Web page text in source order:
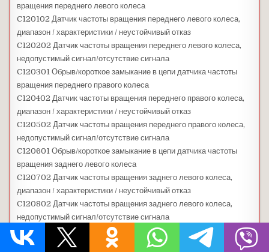
вращения переднего левого колеса
C120102 Датчик частоты вращения переднего левого колеса,
диапазон / характеристики / неустойчивый отказ
C120202 Датчик частоты вращения переднего левого колеса,
недопустимый сигнал/отсутствие сигнала
C120301 Обрыв/короткое замыкание в цепи датчика частоты
вращения переднего правого колеса
C120402 Датчик частоты вращения переднего правого колеса,
диапазон / характеристики / неустойчивый отказ
C120502 Датчик частоты вращения переднего правого колеса,
недопустимый сигнал/отсутствие сигнала
C120601 Обрыв/короткое замыкание в цепи датчика частоты
вращения заднего левого колеса
C120702 Датчик частоты вращения заднего левого колеса,
диапазон / характеристики / неустойчивый отказ
C120802 Датчик частоты вращения заднего левого колеса,
недопустимый сигнал/отсутствие сигнала
C120901 Обрыв/короткое замыкание в цепи датчика частоты
вращения заднего правого колеса